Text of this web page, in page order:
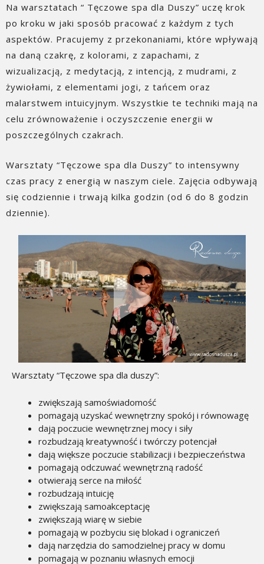
Na warsztatach “ Tęczowe spa dla Duszy” uczę krok
po kroku w jaki sposób pracować z każdym z tych
aspektów. Pracujemy z przekonaniami, które wpływają
na daną czakrę, z kolorami, z zapachami, z
wizualizacją, z medytacją, z intencją, z mudrami, z
żywiołami, z elementami jogi, z tańcem oraz
malarstwem intuicyjnym. Wszystkie te techniki mają na
celu zrównoważenie i oczyszczenie energii w
poszczególnych czakrach.
Warsztaty “Tęczowe spa dla Duszy” to intensywny
czas pracy z energią w naszym ciele. Zajęcia odbywają
się codziennie i trwają kilka godzin (od 6 do 8 godzin
dziennie).
Warsztaty “Tęczowe spa dla duszy”:
zwiększają samoświadomość
pomagają uzyskać wewnętrzny spokój i równowagę
dają poczucie wewnętrznej mocy i siły
rozbudzają kreatywność i twórczy potencjał
dają większe poczucie stabilizacji i bezpieczeństwa
pomagają odczuwać wewnętrzną radość
otwierają serce na miłość
rozbudzają intuicję
zwiększają samoakceptację
zwiększają wiarę w siebie
pomagają w pozbyciu się blokad i ograniczeń
dają narzędzia do samodzielnej pracy w domu
pomagają w poznaniu własnych emocji